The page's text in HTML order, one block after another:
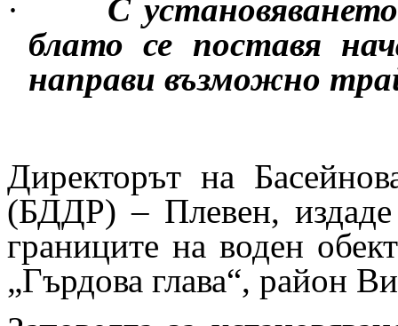
·
С
блато се поставя
направи възможно
Директорът на
(БДДР) – Плевен, издаде
границите на воден
„Гърдова глава“, район